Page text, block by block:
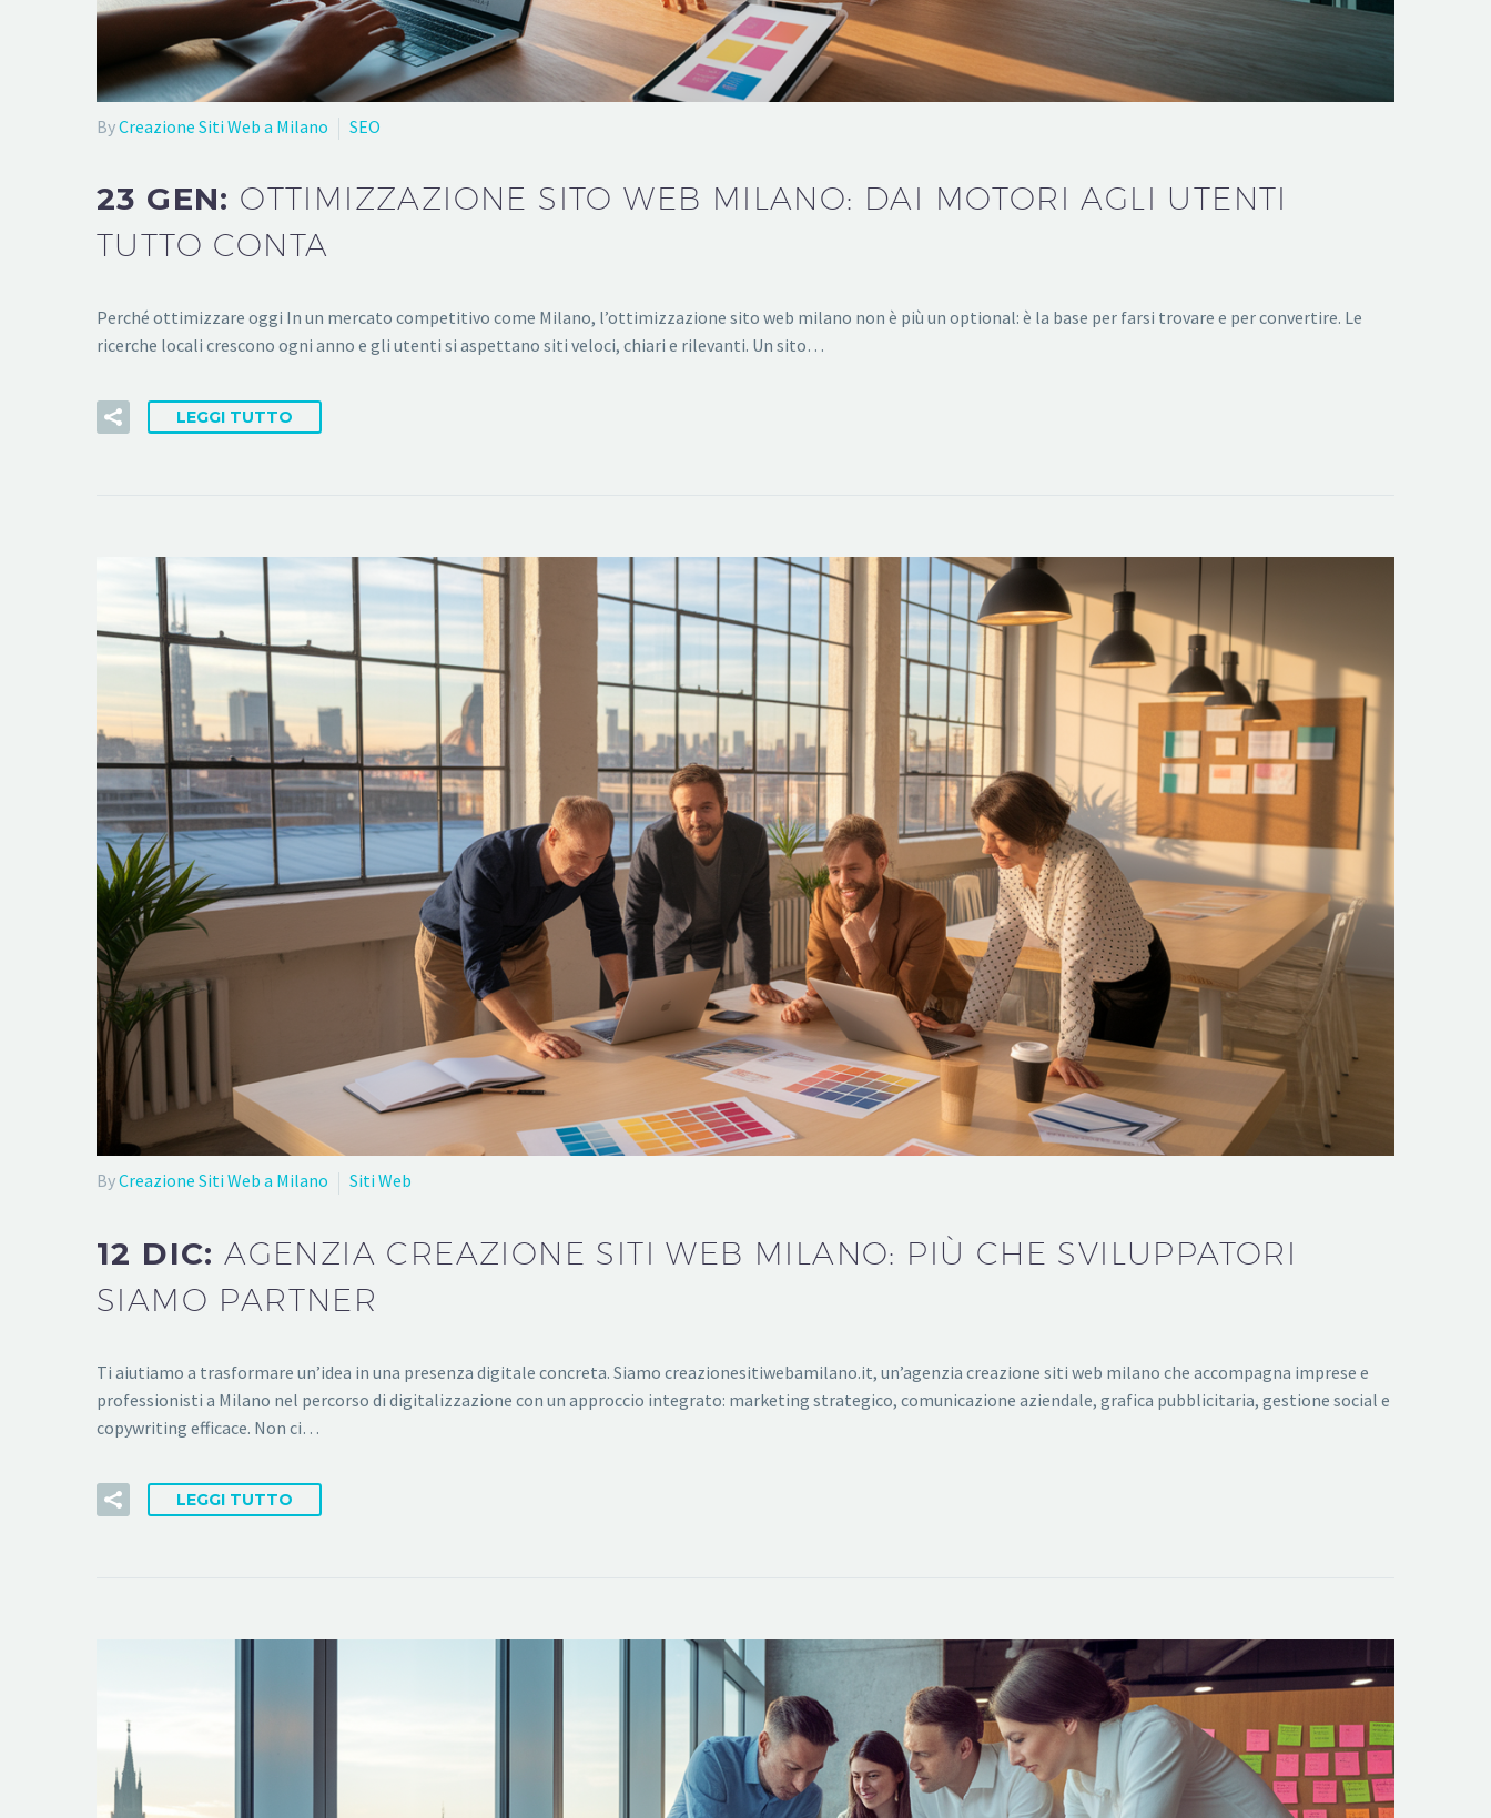
ByCreazione Siti Web a Milano SEO
23 GEN: OTTIMIZZAZIONE SITO WEB MILANO: DAI MOTORI AGLI UTENTI
TUTTO CONTA
Perché ottimizzare oggi In un mercato competitivo come Milano, l’ottimizzazione sito web milano non è più un optional: è la base per farsi trovare e per convertire. Le
ricerche locali crescono ogni anno e gli utenti si aspettano siti veloci, chiari e rilevanti. Un sito…
LEGGI TUTTO
ByCreazione Siti Web a Milano Siti Web
12 DIC:AGENZIA CREAZIONE SITI WEB MILANO: PIÙ CHE SVILUPPATORI
SIAMO PARTNER
Ti aiutiamo a trasformare un’idea in una presenza digitale concreta. Siamo creazionesitiwebamilano.it, un’agenzia creazione siti web milano che accompagna imprese e
professionisti a Milano nel percorso di digitalizzazione con un approccio integrato: marketing strategico, comunicazione aziendale, grafica pubblicitaria, gestione social e
copywriting efficace. Non ci…
LEGGI TUTTO